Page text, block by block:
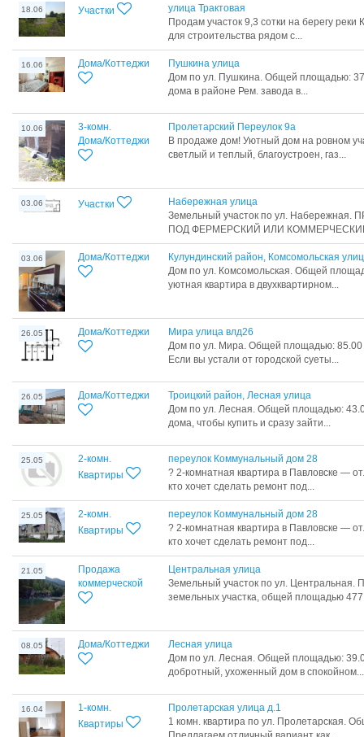
18.06 Участки
улица Трактовая
Продам участок 9,3 сотки на берегу реки
для строительства рядом с...
16.06 Дома/Коттеджи
Пушкина улица
Дом по ул. Пушкина. Общей площадью:
дома в районе Рем. завода в...
10.06
3-комн.
Дома/Коттеджи
Пролетарский Переулок 9а
В продаже дом! Уютный дом на ровном
светлый и теплый, благоустроен, газ...
03.06 Участки
Набережная улица
Земельный участок по ул.
ПОД ФЕРМЕРСКИЙ ИЛИ
03.06 Дома/Коттеджи
Кулундинский район, Комсомольская
Дом по ул. Комсомольская. Общей
уютная квартира в двухквартирном...
26.05 Дома/Коттеджи
Мира улица влд26
Дом по ул. Мира. Общей площадью:
Если вы устали от городской суеты...
26.05 Дома/Коттеджи
Троицкий район, Лесная улица
Дом по ул. Лесная. Общей площадью:
дома, чтобы купить и сразу зайти...
25.05
2-комн.
Квартиры
переулок Коммунальный дом 28
? 2-комнатная квартира в Павловске —
кто хочет сделать ремонт под...
25.05
2-комн.
Квартиры
переулок Коммунальный дом 28
? 2-комнатная квартира в Павловске —
кто хочет сделать ремонт под...
21.05
Продажа
коммерческой
Центральная улица
Земельный участок по ул. Центральная.
земельных участка, общей площадью 477
08.05 Дома/Коттеджи
Лесная улица
Дом по ул. Лесная. Общей площадью:
добротный, ухоженный дом в спокойном...
16.04
1-комн.
Квартиры
Пролетарская улица д.1
1 комн. квартира по ул. Пролетарская.